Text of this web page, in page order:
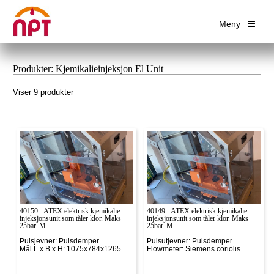
Meny
Produkter: Kjemikalieinjeksjon El Unit
Viser 9 produkter
40150 - ATEX elektrisk kjemikalie
injeksjonsunit som tåler klor. Maks
25bar. M
Pulsjevner: Pulsdemper
Mål L x B x H: 1075x784x1265
40149 - ATEX elektrisk kjemikalie
injeksjonsunit som tåler klor. Maks
25bar. M
Pulsutjevner: Pulsdemper
Flowmeter: Siemens coriolis